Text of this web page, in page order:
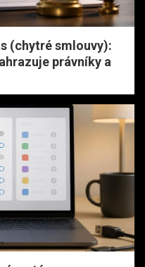
(chytré smlouvy):
právníky a